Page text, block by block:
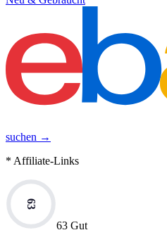
suchen →
* Affiliate-Links
63
63 Gut